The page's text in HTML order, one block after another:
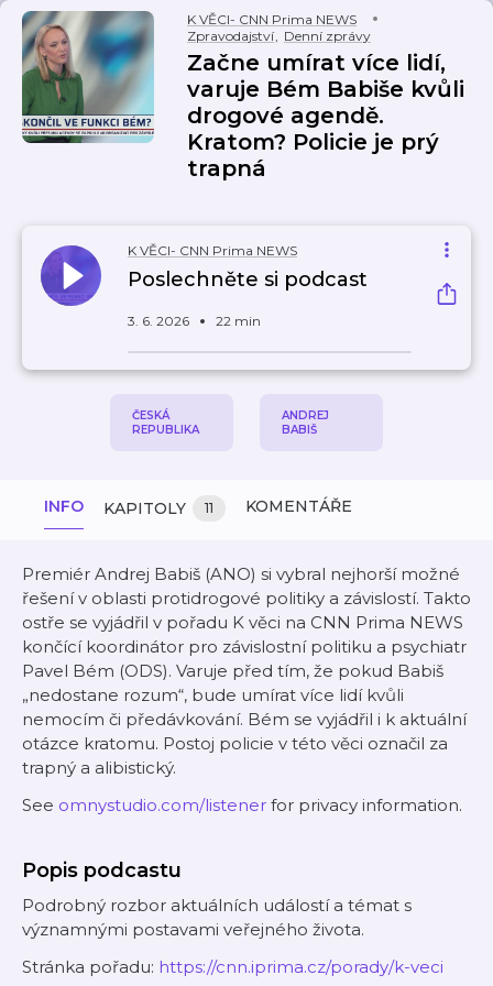
K VĚCI- CNN Prima NEWS
Zpravodajství, Denní zprávy
Začne umírat více lidí,
varuje Bém Babiše kvůli
drogové agendě.
Kratom? Policie je prý
trapná
K VĚCI- CNN Prima NEWS
Poslechněte si podcast
3. 6. 2026 22 min
ČESKÁ
REPUBLIKA
ANDREJ
BABIŠ
INFO KAPITOLY 11 KOMENTÁŘE
Premiér Andrej Babiš (ANO) si vybral nejhorší možné
řešení v oblasti protidrogové politiky a závislostí. Takto
ostře se vyjádřil v pořadu K věci na CNN Prima NEWS
končící koordinátor pro závislostní politiku a psychiatr
Pavel Bém (ODS). Varuje před tím, že pokud Babiš
„nedostane rozum“, bude umírat více lidí kvůli
nemocím či předávkování. Bém se vyjádřil i k aktuální
otázce kratomu. Postoj policie v této věci označil za
trapný a alibistický.
See omnystudio.com/listener for privacy information.
Popis podcastu
Podrobný rozbor aktuálních událostí a témat s
významnými postavami veřejného života.
Stránka pořadu: https://cnn.iprima.cz/porady/k-veci